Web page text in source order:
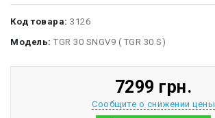
Код товара: 3126
Модель: TGR 30 SNGV9 ( TGR 30 S)
7299 грн.
Сообщите о снижении цены